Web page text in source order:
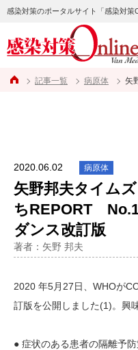
感染対策のポータルサイト「感染対策
記事一覧 病原体 矢野
2020.06.02 病原体
矢野邦夫タイム
ちREPORT
ダンス改訂版
著者：矢野 邦夫
2020 年5月27日、WHOが
訂版を公開しました(1)。興
● 症状のある患者の隔離予